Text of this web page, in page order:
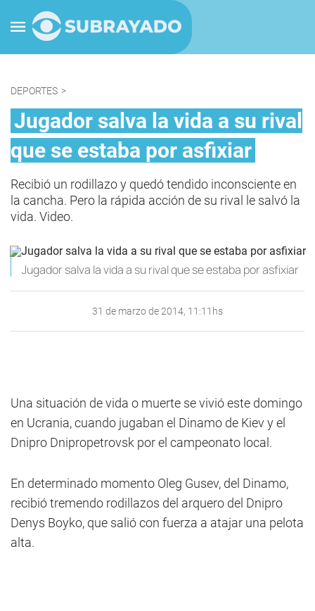
DEPORTES >
Jugador salva la vida a su rival
que se estaba por asfixiar
Recibió un rodillazo y quedó tendido inconsciente en
la cancha. Pero la rápida acción de su rival le salvó la
vida. Video.
Jugador salva la vida a su rival que se estaba por asfixiar
31 de marzo de 2014, 11:11hs
Una situación de vida o muerte se vivió este domingo
en Ucrania, cuando jugaban el Dinamo de Kiev y el
Dnipro Dnipropetrovsk por el campeonato local.
En determinado momento Oleg Gusev, del Dinamo,
recibió tremendo rodillazos del arquero del Dnipro
Denys Boyko, que salió con fuerza a atajar una pelota
alta.